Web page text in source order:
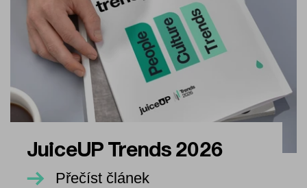
JuiceUP Trends 2026
Přečíst článek